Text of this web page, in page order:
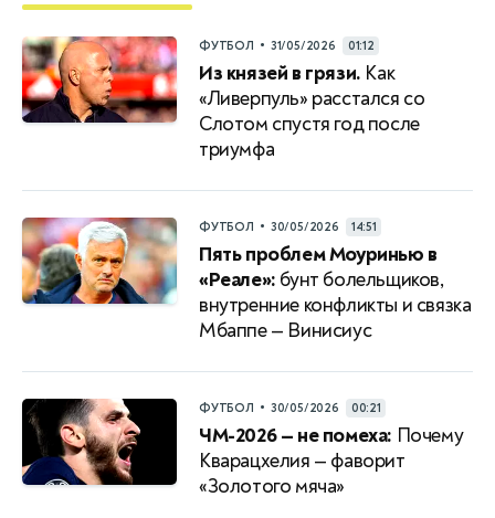
ФУТБОЛ • 31/05/2026 01:12
Из князей в грязи. Как
«Ливерпуль» расстался со
Слотом спустя год после
триумфа
ФУТБОЛ • 30/05/2026 14:51
Пять проблем Моуринью в
«Реале»: бунт болельщиков,
внутренние конфликты и связка
Мбаппе — Винисиус
ФУТБОЛ • 30/05/2026 00:21
ЧМ-2026 — не помеха: Почему
Кварацхелия — фаворит
«Золотого мяча»